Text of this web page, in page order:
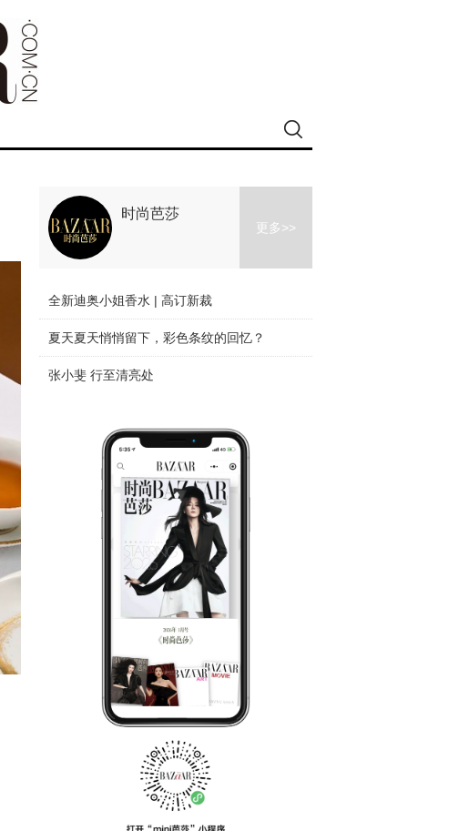
时尚芭莎
更多>>
全新迪奥小姐香水 | 高订新裁
夏天夏天悄悄留下，彩色条纹的回忆？
张小斐 行至清亮处